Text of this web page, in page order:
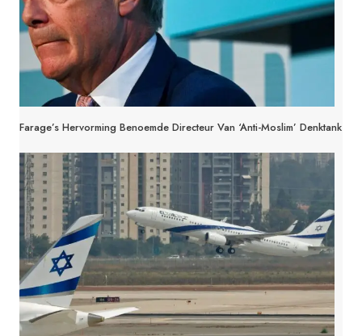
Farage’s Hervorming Benoemde Directeur Van ‘anti-Moslim’ Denktank